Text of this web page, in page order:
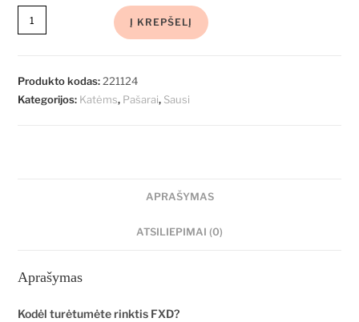
Į KREPŠELĮ
Produkto kodas:221124
Kategorijos: Katėms, Pašarai, Sausi
APRAŠYMAS
ATSILIEPIMAI (0)
Aprašymas
Kodėl turėtumėte rinktis FXD?